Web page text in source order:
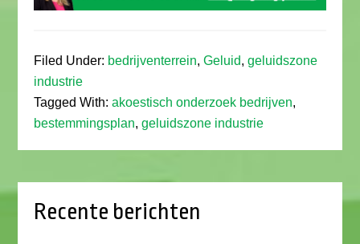
Filed Under: bedrijventerrein,Geluid,geluidszone
industrie
Tagged With:akoestisch onderzoek bedrijven,
bestemmingsplan,geluidszone industrie
Recente berichten